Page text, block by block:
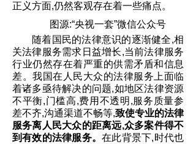
正义方面,仍然客观存在着一些痛点。
图源:“央视一套”微信公众号
随着国民的法律意识的逐渐健全,相
关法律服务需求日益增长,当前法律服务
行业仍然存在着严重的供需矛盾和信息
差。我国在人民大众的法律服务上面临
着诸多亟待解决的问题,如地区法律资源
不平衡,门槛高,费用不透明,服务质量参
差不齐,沟通渠道不畅等,致使专业的法律
服务离人民大众的距离远,众多案件得不
到有效的法律服务。在此背景下,时代也